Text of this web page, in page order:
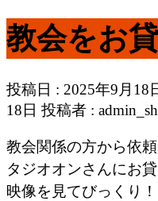
教会をお
投稿日 : 2025年9月18
18日 投稿者 :
教会関係の方から依
タジオオンさんにお
映像を見てびっくり